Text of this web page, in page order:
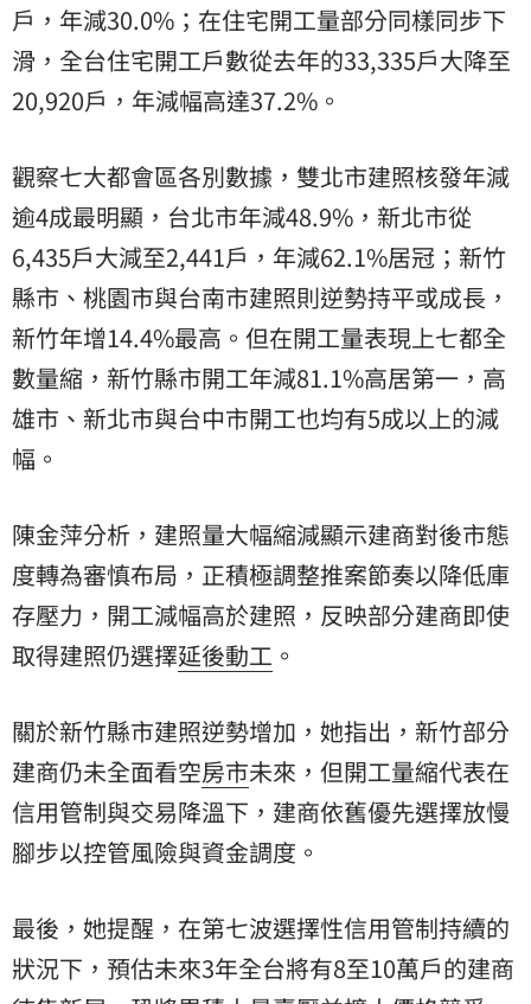
戶，年減30.0%；在住宅開工量部分同樣同步下
滑，全台住宅開工戶數從去年的33,335戶大降至
20,920戶，年減幅高達37.2%。
觀察七大都會區各別數據，雙北市建照核發年減
逾4成最明顯，台北市年減48.9%，新北市從
6,435戶大減至2,441戶，年減62.1%居冠；新竹
縣市、桃園市與台南市建照則逆勢持平或成長，
新竹年增14.4%最高。但在開工量表現上七都全
數量縮，新竹縣市開工年減81.1%高居第一，高
雄市、新北市與台中市開工也均有5成以上的減
幅。
陳金萍分析，建照量大幅縮減顯示建商對後市態
度轉為審慎布局，正積極調整推案節奏以降低庫
存壓力，開工減幅高於建照，反映部分建商即使
取得建照仍選擇延後動工 。
關於新竹縣市建照逆勢增加，她指出，新竹部分
建商仍未全面看空房市未來，但開工量縮代表在
信用管制與交易降溫下，建商依舊優先選擇放慢
腳步以控管風險與資金調度。
最後，她提醒，在第七波選擇性信用管制持續的
狀況下，預估未來3年全台將有8至10萬戶的建商